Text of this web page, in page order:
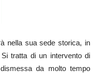
nella sua sede storica, in
tratta di un intervento di
da molto tempo